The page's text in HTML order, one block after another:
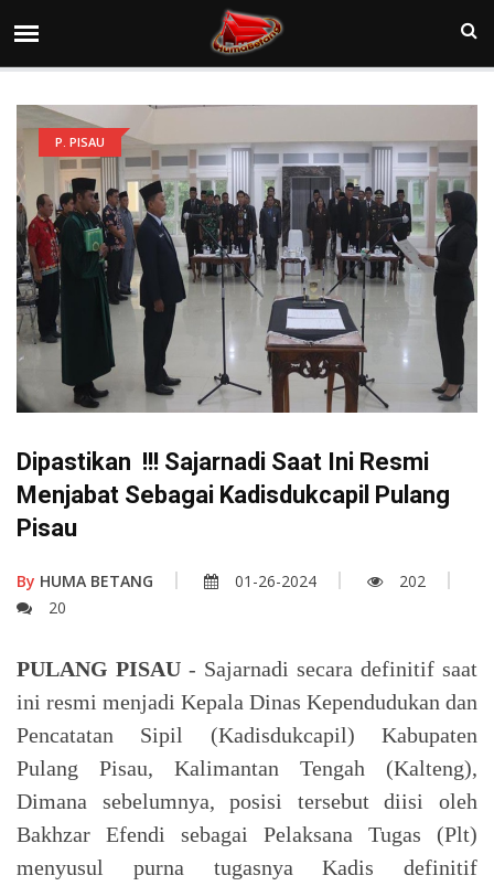
P. PISAU
Dipastikan !!! Sajarnadi Saat Ini Resmi
Menjabat Sebagai Kadisdukcapil Pulang
Pisau
By HUMA BETANG 01-26-2024
202
20
PULANG PISAU - Sajarnadi secara definitif saat
ini resmi menjadi Kepala Dinas Kependudukan dan
Pencatatan Sipil (Kadisdukcapil) Kabupaten
Pulang Pisau, Kalimantan Tengah (Kalteng),
Dimana sebelumnya, posisi tersebut diisi oleh
Bakhzar Efendi sebagai Pelaksana Tugas (Plt)
menyusul purna tugasnya Kadis definitif